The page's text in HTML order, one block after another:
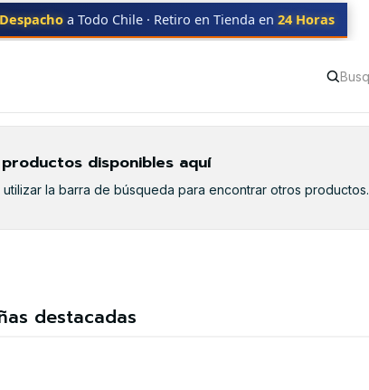
Despacho a Todo Chile · Retiro en Tienda en 24 Horas
5627
disponibles aquí
la barra de búsqueda para encontrar otros productos.
destacadas